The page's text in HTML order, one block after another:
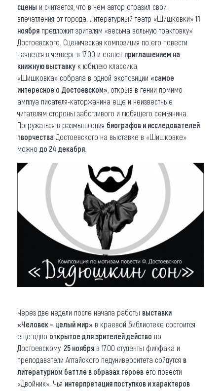
сцены и считается, что в нем автор отразил свои
впечатления от города. Литературный театр «Шишковки» 11
ноября предложит зрителям «весьма вольную трактовку»
Достоевского. Сценическая композиция по его повести
начнется в четверг в 17.00 и станет приглашением на
книжную выставку к юбилею классика.
«Шишковка» собрала в одной экспозиции «самое
интересное о Достоевском» , открыв в гении помимо
амплуа писателя-каторжанина еще и неизвестные
читателям стороны заботливого и любящего семьянина.
Погружаться в размышления биографов и исследователей
творчества Достоевского на выставке в «Шишковке»
можно до 24 декабря
Через две недели после начала работы выставки
«Человек – целый мир» в краевой библиотеке состоится
еще одно открытое для зрителей действо по
Достоевскому. 25 ноября в 17.00 студенты филфака и
преподаватели Алтайского педуниверситета сойдутся в
литературном баттле в образах героев его повести
«Двойник». Чья интерпретация поступков и характеров